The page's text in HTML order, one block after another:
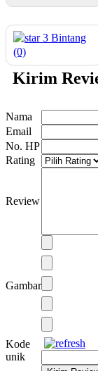
3 Bintang
(0)
Kirim
Nama
Email
No. HP
Rating
Review
Gambar
Kode
unik